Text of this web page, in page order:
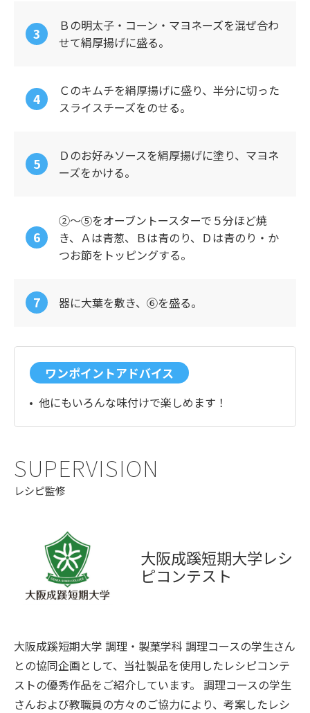
Ｂの明太子・コーン・マヨネーズを混ぜ合わ
せて絹厚揚げに盛る。
Ｃのキムチを絹厚揚げに盛り、半分に切った
スライスチーズをのせる。
Ｄのお好みソースを絹厚揚げに塗り、マヨネ
ーズをかける。
②～⑤をオーブントースターで５分ほど焼
き、Ａは青葱、Ｂは青のり、Ｄは青のり・か
つお節をトッピングする。
器に大葉を敷き、⑥を盛る。
ワンポイントアドバイス
他にもいろんな味付けで楽しめます！
SUPERVISION
レシピ監修
大阪成蹊短期大学レシ
ピコンテスト
大阪成蹊短期大学 調理・製菓学科 調理コースの学生さん
との協同企画として、当社製品を使用したレシピコンテ
ストの優秀作品をご紹介しています。 調理コースの学生
さんおよび教職員の方々のご協力により、考案したレシ